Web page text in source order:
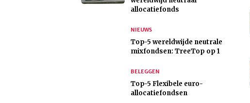
allocatiefonds
NIEUWS
Top-5 wereldwijde neutrale
mixfondsen: TreeTop op 1
BELEGGEN
Top-5 Flexibele euro-
allocatiefondsen